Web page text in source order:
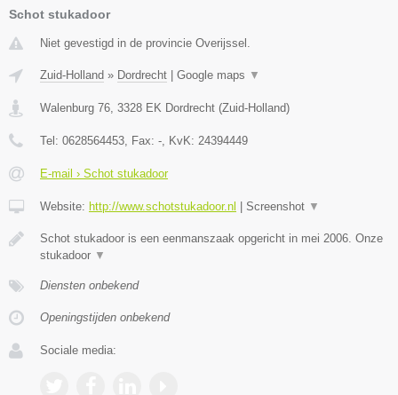
Schot stukadoor
Niet gevestigd in de provincie Overijssel.
Zuid-Holland » Dordrecht Google maps ▼
Walenburg 76 3328 EK Dordrecht (Zuid-Holland)
Tel: 0628564453 , Fax: - , KvK: 24394449
E-mail › Schot stukadoor
Website: http://www.schotstukadoor.nl Screenshot ▼
Schot stukadoor is een eenmanszaak opgericht in mei 2006. Onze
stukadoor ▼
Diensten onbekend
Openingstijden onbekend
Sociale media: